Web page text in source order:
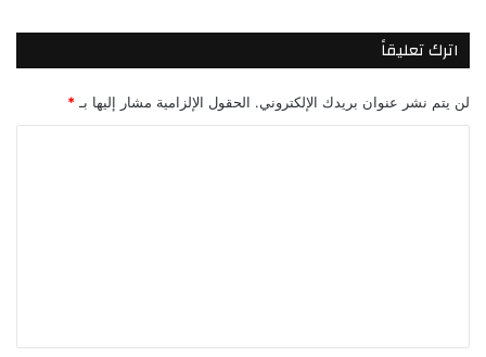
اترك تعليقاً
لن يتم نشر عنوان بريدك الإلكتروني. الحقول الإلزامية مشار إليها بـ *